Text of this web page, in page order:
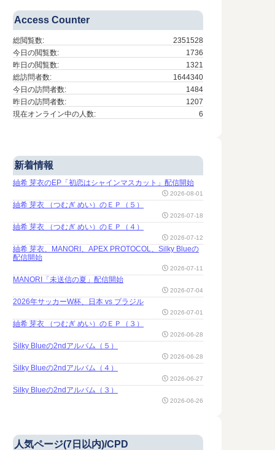
Access Counter
2351528
総閲覧数:
1736
今日の閲覧数:
1321
昨日の閲覧数:
1644340
総訪問者数:
1484
今日の訪問者数:
1207
昨日の訪問者数:
6
現在オンライン中の人数:
新着情報
紬希 芽衣のEP「初恋はシャインマスカット」配信開始
2026-08-01
紬希 芽衣 （つむぎ めい）のＥＰ（５）
2026-07-18
紬希 芽衣 （つむぎ めい）のＥＰ（４）
2026-07-12
紬希 芽衣、MANORI、APEX PROTOCOL、Silky Blueの
配信開始
2026-07-11
MANORI「未送信の夏」配信開始
2026-07-04
2026年サッカーW杯、日本 vs ブラジル
2026-07-01
紬希 芽衣 （つむぎ めい）のＥＰ（３）
2026-06-28
Silky Blueの2ndアルバム（５）
2026-06-28
Silky Blueの2ndアルバム（４）
2026-06-27
Silky Blueの2ndアルバム（３）
2026-06-26
人気ページ(7日以内)/CPD